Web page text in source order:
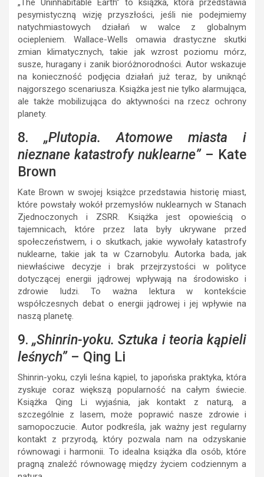
„The Uninhabitable Earth” to książka, która przedstawia
pesymistyczną wizję przyszłości, jeśli nie podejmiemy
natychmiastowych działań w walce z globalnym
ociepleniem. Wallace-Wells omawia drastyczne skutki
zmian klimatycznych, takie jak wzrost poziomu mórz,
susze, huragany i zanik bioróżnorodności. Autor wskazuje
na konieczność podjęcia działań już teraz, by uniknąć
najgorszego scenariusza. Książka jest nie tylko alarmująca,
ale także mobilizująca do aktywności na rzecz ochrony
planety.
8. „Plutopia. Atomowe miasta i
nieznane katastrofy nuklearne”– Kate
Brown
Kate Brown w swojej książce przedstawia historię miast,
które powstały wokół przemysłów nuklearnych w Stanach
Zjednoczonych i ZSRR. Książka jest opowieścią o
tajemnicach, które przez lata były ukrywane przed
społeczeństwem, i o skutkach, jakie wywołały katastrofy
nuklearne, takie jak ta w Czarnobylu. Autorka bada, jak
niewłaściwe decyzje i brak przejrzystości w polityce
dotyczącej energii jądrowej wpływają na środowisko i
zdrowie ludzi. To ważna lektura w kontekście
współczesnych debat o energii jądrowej i jej wpływie na
naszą planetę.
9.„Shinrin-yoku. Sztuka i teoria kąpieli
leśnych”– Qing Li
Shinrin-yoku, czyli leśna kąpiel, to japońska praktyka, która
zyskuje coraz większą popularność na całym świecie.
Książka Qing Li wyjaśnia, jak kontakt z naturą, a
szczególnie z lasem, może poprawić nasze zdrowie i
samopoczucie. Autor podkreśla, jak ważny jest regularny
kontakt z przyrodą, który pozwala nam na odzyskanie
równowagi i harmonii. To idealna książka dla osób, które
pragną znaleźć równowagę między życiem codziennym a